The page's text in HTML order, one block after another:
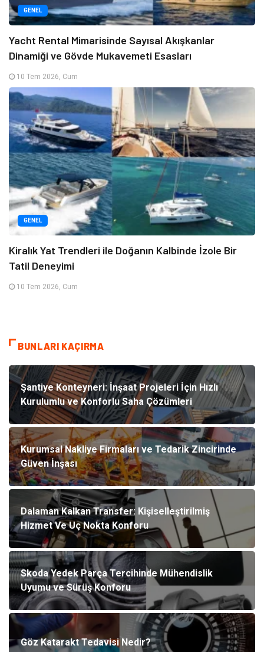
GENEL
Yacht Rental Mimarisinde Sayısal Akışkanlar
Dinamiği ve Gövde Mukavemeti Esasları
10 Tem 2026, Cum
GENEL
Kiralık Yat Trendleri ile Doğanın Kalbinde İzole Bir
Tatil Deneyimi
10 Tem 2026, Cum
BUNLARI KAÇIRMA
Şantiye Konteyneri: İnşaat Projeleri İçin Hızlı
Kurulumlu ve Konforlu Saha Çözümleri
Kurumsal Nakliye Firmaları ve Tedarik Zincirinde
Güven İnşası
Dalaman Kalkan Transfer: Kişiselleştirilmiş
Hizmet Ve Uç Nokta Konforu
Skoda Yedek Parça Tercihinde Mühendislik
Uyumu ve Sürüş Konforu
Göz Katarakt Tedavisi Nedir?